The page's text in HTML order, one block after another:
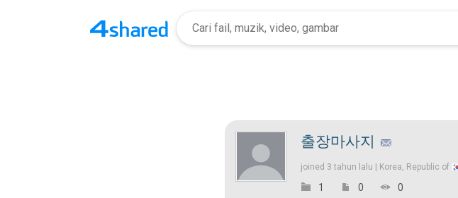
출장마사지
joined 3 tahun lalu | Korea, Republic of
1 0 0